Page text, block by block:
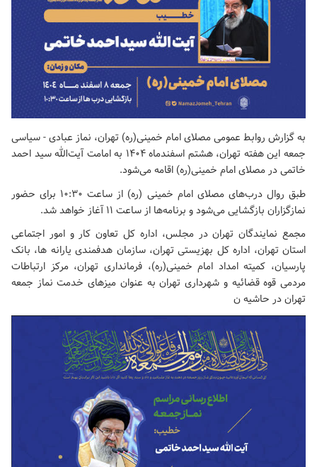
به گزارش روابط عمومی مصلای امام خمینی(ره) تهران، نماز عبادی - سیاسی
جمعه این هفته تهران، هشتم اسفندماه ۱۴۰۴ به امامت آیت‌الله سید احمد
خاتمی در مصلای امام خمینی(ره) اقامه می‌شود.
طبق روال درب‌های مصلای امام خمینی (ره) از ساعت ۱۰:۳۰ برای حضور
نمازگزاران بازگشایی می‌شود و برنامه‌ها از ساعت ۱۱ آغاز خواهد شد.
مجمع نمایندگان تهران در مجلس، اداره کل تعاون کار و امور اجتماعی
استان تهران، اداره کل بهزیستی تهران، سازمان هدفمندی یارانه ها، بانک
پارسیان، کمیته امداد امام خمینی(ره)، فرمانداری تهران، مرکز ارتباطات
مردمی قوه قضائیه و شهرداری تهران به عنوان میزهای خدمت نماز جمعه
تهران در حاشیه ن